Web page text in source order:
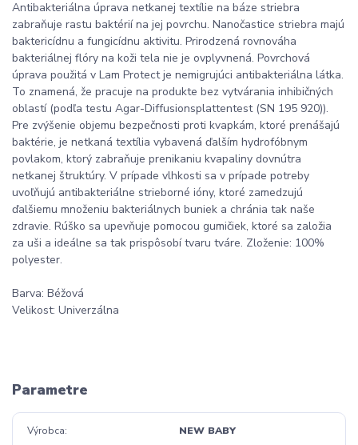
Antibakteriálna úprava netkanej textílie na báze striebra
zabraňuje rastu baktérií na jej povrchu. Nanočastice striebra majú
baktericídnu a fungicídnu aktivitu. Prirodzená rovnováha
bakteriálnej flóry na koži tela nie je ovplyvnená. Povrchová
úprava použitá v Lam Protect je nemigrujúci antibakteriálna látka.
To znamená, že pracuje na produkte bez vytvárania inhibičných
oblastí (podľa testu Agar-Diffusionsplattentest (SN 195 920)).
Pre zvýšenie objemu bezpečnosti proti kvapkám, ktoré prenášajú
baktérie, je netkaná textília vybavená ďalším hydrofóbnym
povlakom, ktorý zabraňuje prenikaniu kvapaliny dovnútra
netkanej štruktúry. V prípade vlhkosti sa v prípade potreby
uvoľňujú antibakteriálne strieborné ióny, ktoré zamedzujú
ďalšiemu množeniu bakteriálnych buniek a chránia tak naše
zdravie. Rúško sa upevňuje pomocou gumičiek, ktoré sa založia
za uši a ideálne sa tak prispôsobí tvaru tváre. Zloženie: 100%
polyester.
Barva: Béžová
Velikost: Univerzálna
Parametre
Výrobca NEW BABY